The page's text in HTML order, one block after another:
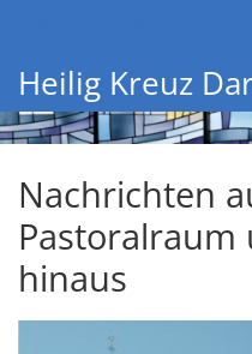
Heilig Kreuz
Nachrichten
hinaus